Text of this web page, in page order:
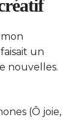
un
nouvelles.
(Ô joie,